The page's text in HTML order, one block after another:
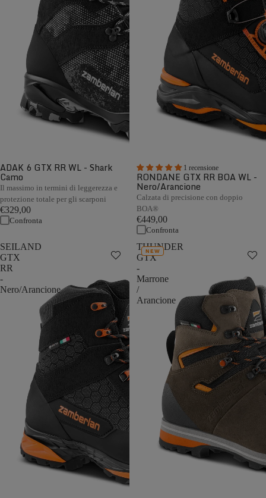
ADAK 6 GTX RR WL - Shark
Camo
Il massimo in termini di leggerezza e
protezione totale per gli scarponi
€329,00
Confronta
1 recensione
RONDANE GTX RR BOA WL -
Nero/Arancione
Calzata di precisione con doppio
BOA®
€449,00
Confronta
SEILAND
GTX
RR
-
Nero/Arancione
THUNDER
GTX
-
Marrone
/
Arancione
NEW